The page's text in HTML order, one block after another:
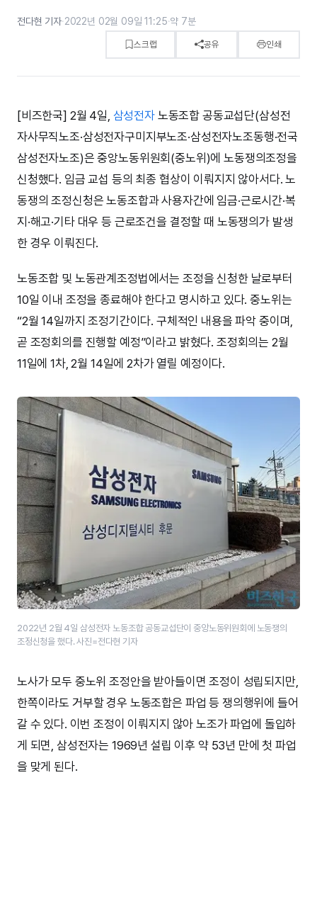
전다현 기자·2022년 02월 09일 11:25·약 7분
스크랩 공유 인쇄
[비즈한국] 2월 4일, 삼성전자노동조합 공동교섭단(삼성전
자사무직노조·삼성전자구미지부노조·삼성전자노조동행·전국
삼성전자노조)은 중앙노동위원회(중노위)에 노동쟁의조정을
신청했다. 임금 교섭 등의 최종 협상이 이뤄지지 않아서다. 노
동쟁의 조정신청은 노동조합과 사용자간에 임금·근로시간·복
지·해고·기타 대우 등 근로조건을 결정할 때 노동쟁의가 발생
한 경우 이뤄진다.
노동조합 및 노동관계조정법에서는 조정을 신청한 날로부터
10일 이내 조정을 종료해야 한다고 명시하고 있다. 중노위는
“2월 14일까지 조정기간이다. 구체적인 내용을 파악 중이며,
곧 조정회의를 진행할 예정”이라고 밝혔다. 조정회의는 2월
11일에 1차, 2월 14일에 2차가 열릴 예정이다.
2022년 2월 4일 삼성전자 노동조합 공동교섭단이 중앙노동위원회에 노동쟁의
조정신청을 했다. 사진=전다현 기자
노사가 모두 중노위 조정안을 받아들이면 조정이 성립되지만,
한쪽이라도 거부할 경우 노동조합은 파업 등 쟁의행위에 들어
갈 수 있다. 이번 조정이 이뤄지지 않아 노조가 파업에 돌입하
게 되면, 삼성전자는 1969년 설립 이후 약 53년 만에 첫 파업
을 맞게 된다.